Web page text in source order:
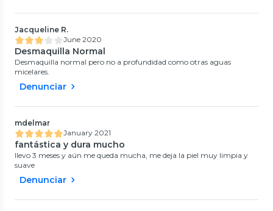
Jacqueline R.
June 2020
Desmaquilla Normal
Desmaquilla normal pero no a profundidad como otras aguas
micelares.
Denunciar
mdelmar
January 2021
fantástica y dura mucho
llevo 3 meses y aún me queda mucha, me deja la piel muy limpia y
suave
Denunciar